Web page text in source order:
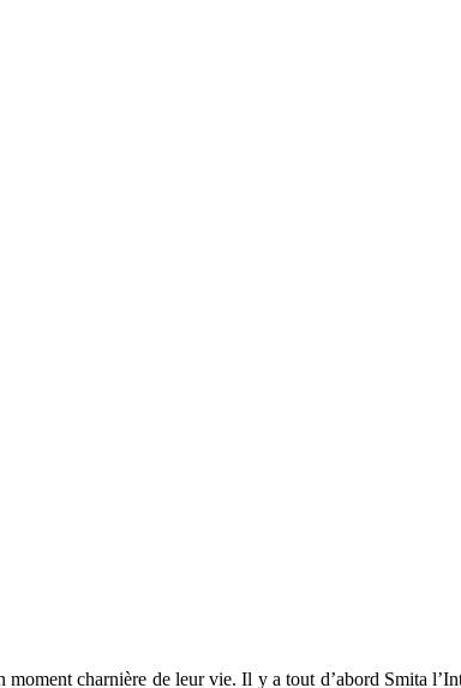
charnière de leur vie. Il y a tout d’abord Smita